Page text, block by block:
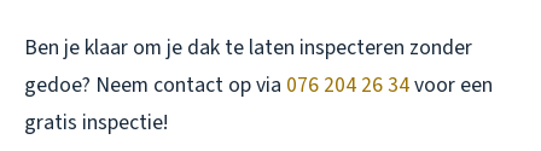
Ben je klaar om je dak te laten inspecteren zonder
gedoe? Neem contact op via 076 204 26 34voor een
gratis inspectie!